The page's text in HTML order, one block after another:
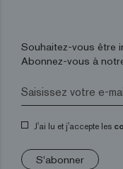
Souhaitez-vous être
Abonnez-vous à
J'ai lu et j'accepte les
S'abonner